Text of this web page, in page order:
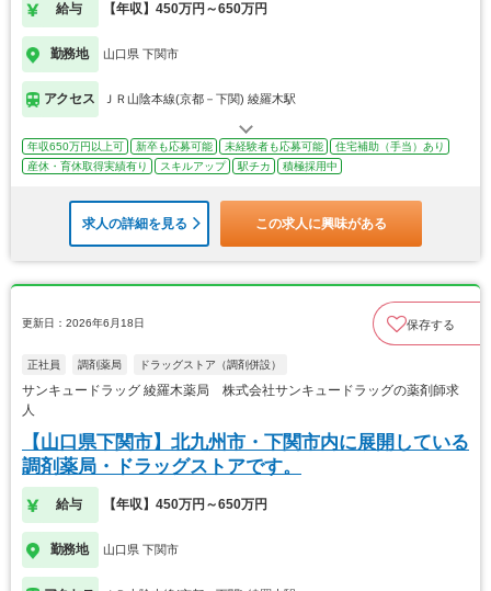
給与 【年収】450万円～650万円
勤務地 山口県 下関市
アクセス ＪＲ山陰本線(京都－下関) 綾羅木駅
年収650万円以上可 新卒も応募可能 未経験者も応募可能
住宅補助（手当）あり
産休・育休取得実績有り
スキルアップ 駅チカ 積極採用中
求人の詳細を見る この求人に興味がある
更新日：2026年6月18日 保存する
正社員 調剤薬局 ドラッグストア（調剤併設）
サンキュードラッグ 綾羅木薬局 株式会社サンキュードラッグの薬剤師求
人
【山口県下関市】北九州市・下関市内に展開している
調剤薬局・ドラッグストアです。
給与 【年収】450万円～650万円
勤務地 山口県 下関市